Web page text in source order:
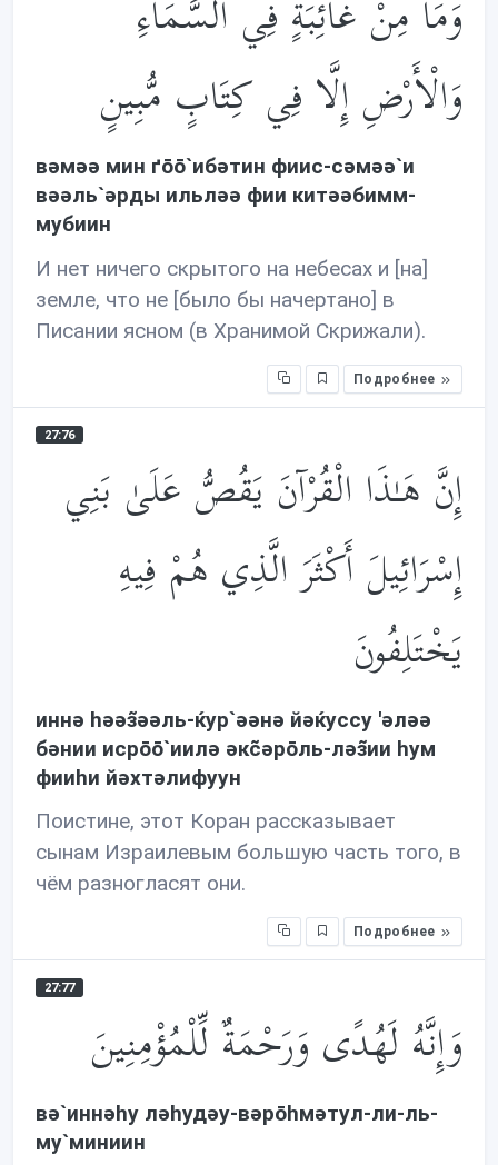
وَمَا مِنْ غَائِبَةٍ فِي السَّمَاءِ
وَالْأَرْضِ إِلَّا فِي كِتَابٍ مُّبِينٍ
вəмəə мин ґōō`ибəтин фиис-сəмəə`и
вəəль`əрды ильлəə фии китəəбимм-
мубиин
И нет ничего скрытого на небесах и [на]
земле, что не [было бы начертано] в
Писании ясном (в Хранимой Скрижали).
Подробнее
27:76
إِنَّ هَـٰذَا الْقُرْآنَ يَقُصُّ عَلَىٰ بَنِي
إِسْرَائِيلَ أَكْثَرَ الَّذِي هُمْ فِيهِ
يَخْتَلِفُونَ
иннə həəз̃əəль-ќур`əəнə йəќуссу 'əлəə
бəнии исрōō`иилə əкc̃əрōль-лəз̃ии hум
фииhи йəхтəлифуун
Поистине, этот Коран рассказывает
сынам Израилевым большую часть того, в
чём разногласят они.
Подробнее
27:77
وَإِنَّهُ لَهُدًى وَرَحْمَةٌ لِّلْمُؤْمِنِينَ
вə`иннəhу лəhудəу-вəрōhмəтул-ли-ль-
му`миниин